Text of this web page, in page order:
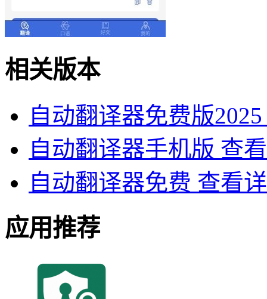
相关版本
自动翻译器免费版2025
自动翻译器手机版 查
自动翻译器免费 查看
应用推荐